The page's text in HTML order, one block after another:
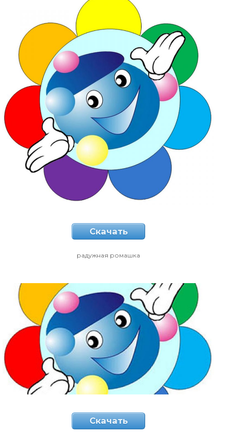
Скачать
радужная ромашка
Скачать